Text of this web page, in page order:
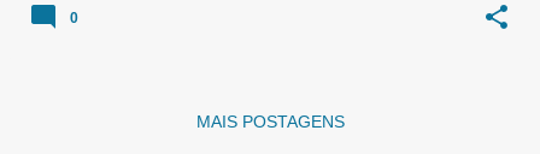
0
MAIS POSTAGENS